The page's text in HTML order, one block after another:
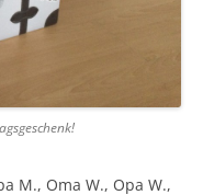
M., Oma W., Opa W.,